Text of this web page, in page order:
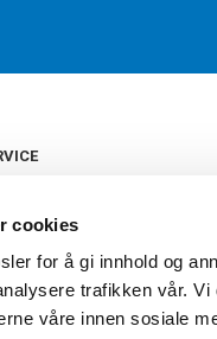
cookies
for å gi innhold og
trafikken vår.
våre innen sosiale